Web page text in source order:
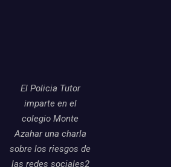
El Policia Tutor
imparte en el
colegio Monte
Azahar una charla
sobre los riesgos de
las redes sociales2